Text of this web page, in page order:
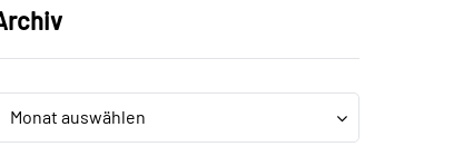
Archiv
Monat auswählen
Archiv